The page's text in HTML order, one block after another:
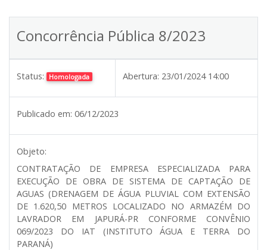
Concorrência Pública 8/2023
Status: Homologada Abertura: 23/01/2024 14:00
Publicado em: 06/12/2023
Objeto:
CONTRATAÇÃO DE EMPRESA ESPECIALIZADA PARA
EXECUÇÃO DE OBRA DE SISTEMA DE CAPTAÇÃO DE
AGUAS (DRENAGEM DE ÁGUA PLUVIAL COM EXTENSÃO
DE 1.620,50 METROS LOCALIZADO NO ARMAZÉM DO
LAVRADOR EM JAPURÁ-PR CONFORME CONVÊNIO
069/2023 DO IAT (INSTITUTO ÁGUA E TERRA DO
PARANÁ)